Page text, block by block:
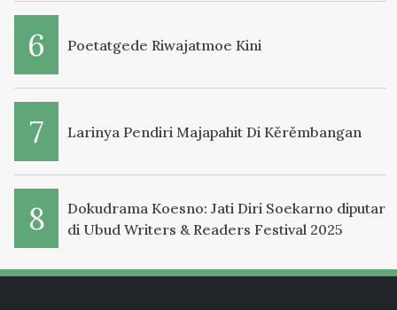
Poetatgede Riwajatmoe Kini
Larinya Pendiri Majapahit Di Kěrěmbangan
Dokudrama Koesno: Jati Diri Soekarno diputar
di Ubud Writers & Readers Festival 2025